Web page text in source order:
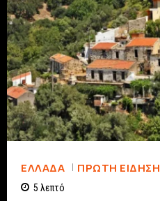
ΕΛΛΆΔΑ ΠΡΏΤΗ ΕΊΔΗΣΗ
5 λεπτό